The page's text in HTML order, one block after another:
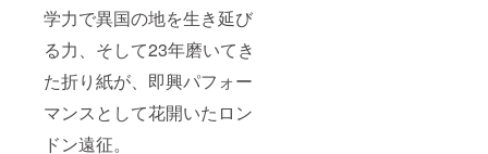
学力で異国の地を生き延び
る力、そして23年磨いてき
た折り紙が、即興パフォー
マンスとして花開いたロン
ドン遠征。